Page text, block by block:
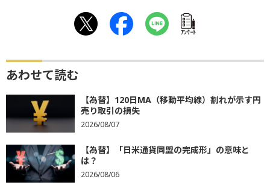
ｱﾝｹｰﾄ
あわせて読む
【為替】120日MA（移動平均線）割れが示す円
売り取引の損失
2026/08/07
【為替】「日米通貨同盟の完成形」の意味と
は？
2026/08/06